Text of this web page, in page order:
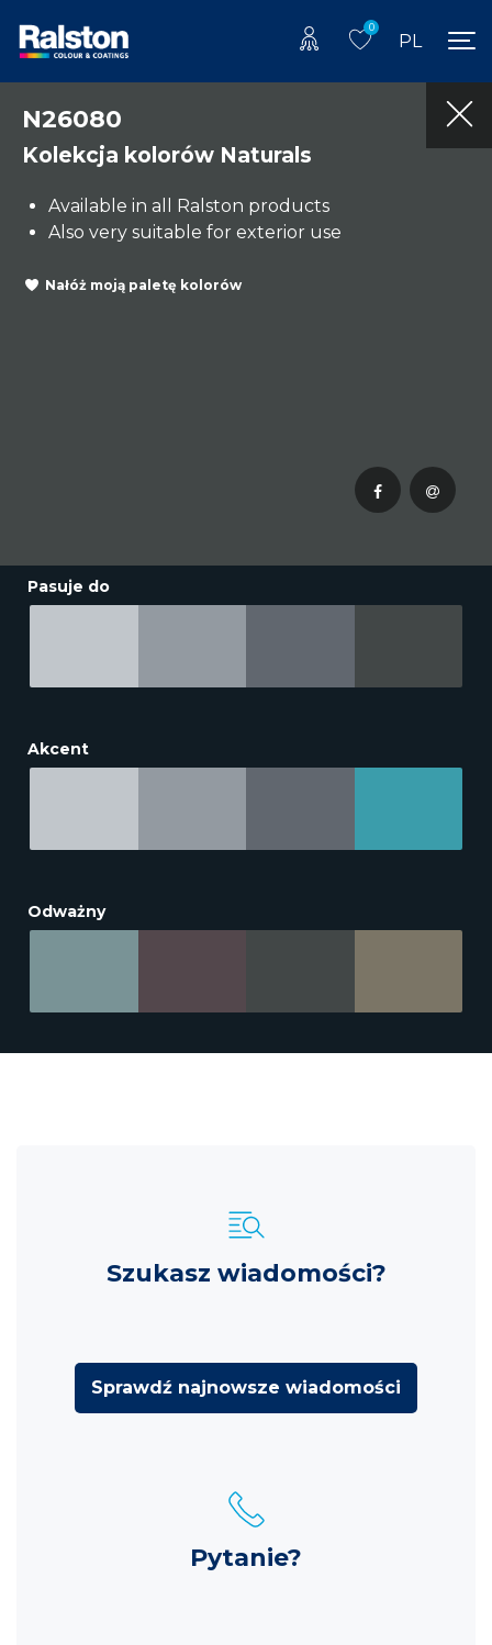
0
PL
N26080
Kolekcja kolorów Naturals
Available in all Ralston products
Also very suitable for exterior use
Nałóż moją paletę kolorów
Pasuje do
Akcent
Odważny
Szukasz wiadomości?
Sprawdź najnowsze wiadomości
Pytanie?